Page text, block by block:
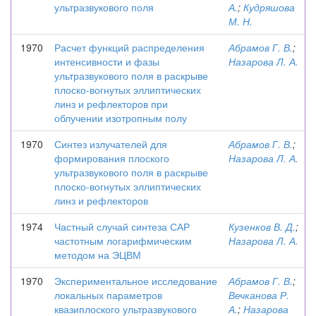
ультразвукового поля А.; Кудряшова
М. Н.
1970
Расчет функций распределения
интенсивности и фазы
ультразвукового поля в раскрыве
плоско-вогнутых эллиптических
линз и рефлекторов при
облучении изотропным полу
Абрамов Г. В.;
Назарова Л. А.
1970
Синтез излучателей для
формирования плоского
ультразвукового поля в раскрыве
плоско-вогнутых эллиптических
линз и рефлекторов
Абрамов Г. В.;
Назарова Л. А.
1974
Частный случай синтеза САР
частотным логарифмическим
методом на ЭЦВМ
Кузенков В. Д.;
Назарова Л. А.
1970
Экспериментальное исследование
локальных параметров
квазиплоского ультразвукового
Абрамов Г. В.;
Вечканова Р.
А.; Назарова